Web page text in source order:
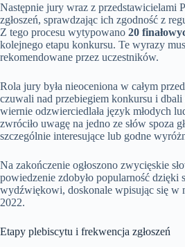
Następnie jury wraz z przedstawicielami
zgłoszeń, sprawdzając ich zgodność z
Z tego procesu wytypowano 20
kolejnego etapu konkursu. Te wyrazy
rekomendowane przez uczestników.
Rola jury była nieoceniona w całym
czuwali nad przebiegiem konkursu i dbali
wiernie odzwierciedlała język młodych
zwróciło uwagę na jedno ze słów spoza
szczególnie interesujące lub godne
Na zakończenie ogłoszono zwycięskie
powiedzenie zdobyło popularność dzięki
wydźwiękowi, doskonale wpisując się w
2022.
Etapy plebiscytu i frekwencja zgłoszeń